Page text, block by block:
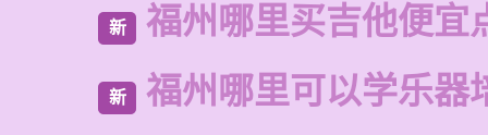
新 福州哪里买吉他便宜
新 福州哪里可以学乐器